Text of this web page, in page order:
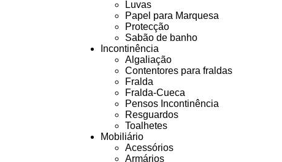
Luvas
Papel para Marquesa
Protecção
Sabão de banho
Incontinência
Algaliação
Contentores para fraldas
Fralda
Fralda-Cueca
Pensos Incontinência
Resguardos
Toalhetes
Mobiliário
Acessórios
Armários